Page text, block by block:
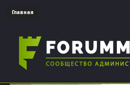
Главная